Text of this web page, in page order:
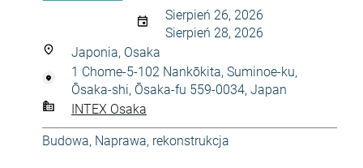
Sierpień 26, 2026
Sierpień 28, 2026
Japonia, Osaka
1 Chome-5-102 Nankōkita, Suminoe-ku,
Ōsaka-shi, Ōsaka-fu 559-0034, Japan
INTEX Osaka
Budowa, Naprawa, rekonstrukcja